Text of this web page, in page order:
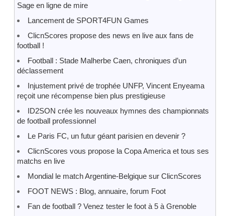
Sage en ligne de mire
Lancement de SPORT4FUN Games
ClicnScores propose des news en live aux fans de
football !
Football : Stade Malherbe Caen, chroniques d’un
déclassement
Injustement privé de trophée UNFP, Vincent Enyeama
reçoit une récompense bien plus prestigieuse
ID2SON crée les nouveaux hymnes des championnats
de football professionnel
Le Paris FC, un futur géant parisien en devenir ?
ClicnScores vous propose la Copa America et tous ses
matchs en live
Mondial le match Argentine-Belgique sur ClicnScores
FOOT NEWS : Blog, annuaire, forum Foot
Fan de football ? Venez tester le foot à 5 à Grenoble